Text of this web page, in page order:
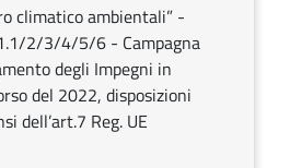
climatico ambientali” -
2/3/4/5/6 - Campagna
degli Impegni in
del 2022, disposizioni
dell’art.7 Reg. UE